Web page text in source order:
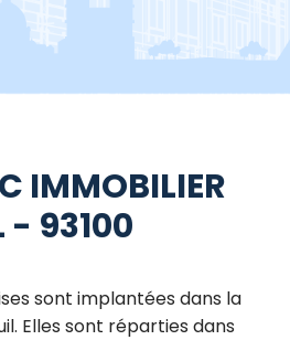
IMMOBILIER
- 93100
sont implantées dans la
Elles sont réparties dans